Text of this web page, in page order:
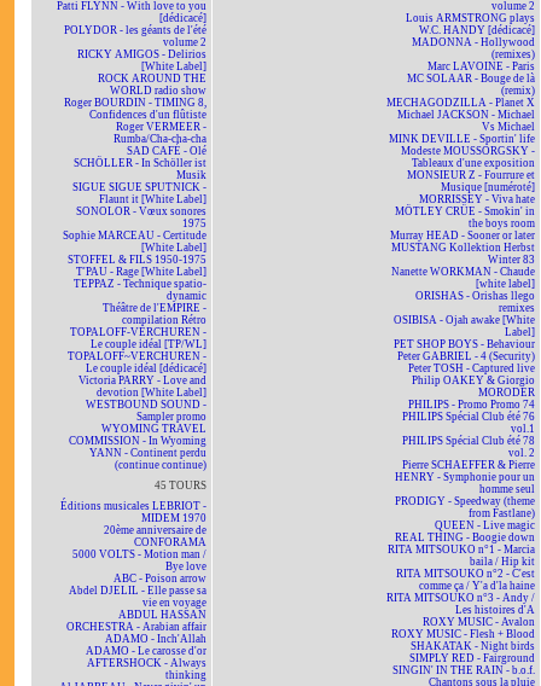
Patti FLYNN - With love to you
[dédicacé]
POLYDOR - les géants de l'été
volume 2
RICKY AMIGOS - Delirios
[White Label]
ROCK AROUND THE
WORLD radio show
Roger BOURDIN - TIMING 8,
Confidences d'un flûtiste
Roger VERMEER -
Rumba/Cha-cha-cha
SAD CAFÉ - Olé
SCHÖLLER - In Schöller ist
Musik
SIGUE SIGUE SPUTNICK -
Flaunt it [White Label]
SONOLOR - Vœux sonores
1975
Sophie MARCEAU - Certitude
[White Label]
STOFFEL & FILS 1950-1975
T'PAU - Rage [White Label]
TEPPAZ - Technique spatio-
dynamic
Théâtre de l'EMPIRE -
compilation Rétro
TOPALOFF-VERCHUREN -
Le couple idéal [TP/WL]
TOPALOFF~VERCHUREN -
Le couple idéal [dédicacé]
Victoria PARRY - Love and
devotion [White Label]
WESTBOUND SOUND -
Sampler promo
WYOMING TRAVEL
COMMISSION - In Wyoming
YANN - Continent perdu
(continue continue)
45 TOURS
Éditions musicales LEBRIOT -
MIDEM 1970
20ème anniversaire de
CONFORAMA
5000 VOLTS - Motion man /
Bye love
ABC - Poison arrow
Abdel DJELIL - Elle passe sa
vie en voyage
ABDUL HASSAN
ORCHESTRA - Arabian affair
ADAMO - Inch'Allah
ADAMO - Le carosse d'or
AFTERSHOCK - Always
thinking
volume 2
Louis ARMSTRONG plays
W.C. HANDY [dédicacé]
MADONNA - Hollywood
(remixes)
Marc LAVOINE - Paris
MC SOLAAR - Bouge de là
(remix)
MECHAGODZILLA - Planet X
Michael JACKSON - Michael
Vs Michael
MINK DEVILLE - Sportin' life
Modeste MOUSSORGSKY -
Tableaux d'une exposition
MONSIEUR Z - Fourrure et
Musique [numéroté]
MORRISSEY - Viva hate
MÖTLEY CRÜE - Smokin' in
the boys room
Murray HEAD - Sooner or later
MUSTANG Kollektion Herbst
Winter 83
Nanette WORKMAN - Chaude
[white label]
ORISHAS - Orishas llego
remixes
OSIBISA - Ojah awake [White
Label]
PET SHOP BOYS - Behaviour
Peter GABRIEL - 4 (Security)
Peter TOSH - Captured live
Philip OAKEY & Giorgio
MORODER
PHILIPS - Promo Promo 74
PHILIPS Spécial Club été 76
vol.1
PHILIPS Spécial Club été 78
vol. 2
Pierre SCHAEFFER & Pierre
HENRY - Symphonie pour un
homme seul
PRODIGY - Speedway (theme
from Fastlane)
QUEEN - Live magic
REAL THING - Boogie down
RITA MITSOUKO n°1 - Marcia
baila / Hip kit
RITA MITSOUKO n°2 - C'est
comme ça / Y'a d'la haine
RITA MITSOUKO n°3 - Andy /
Les histoires d'A
ROXY MUSIC - Avalon
ROXY MUSIC - Flesh + Blood
SHAKATAK - Night birds
SIMPLY RED - Fairground
SINGIN' IN THE RAIN - b.o.f.
Chantons sous la pluie